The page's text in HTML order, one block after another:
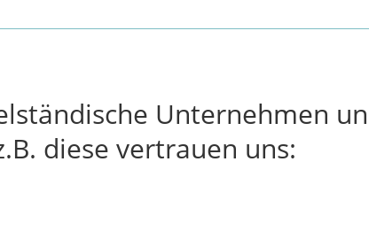
Unternehmen
diese vertrauen uns: